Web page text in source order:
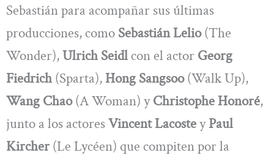
Sebastián para acompañar sus últimas
producciones, como Sebastián Lelio(The
Wonder), Ulrich Seidl con el actor Georg
Fiedrich(Sparta), Hong Sangsoo(Walk Up),
Wang Chao(A Woman) yChristophe Honoré,
junto a los actoresVincent LacosteyPaul
Kircher (Le Lycéen) que compiten por la